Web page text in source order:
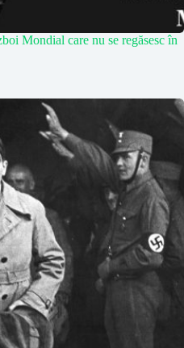
Mondial care nu se regăsesc în